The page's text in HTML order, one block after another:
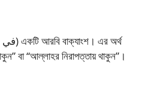
বা “আল্লাহর নিরাপত্তায় থাকুন”।